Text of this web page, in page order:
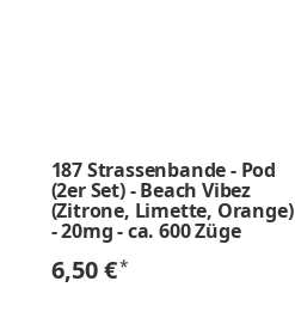
187 Strassenbande - Pod
(2er Set) - Beach Vibez
(Zitrone, Limette, Orange)
- 20mg - ca. 600 Züge
6,50 €*